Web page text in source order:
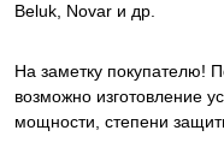
Beluk, Novar и др.
На заметку покупателю!
возможно изготовление
мощности, степени